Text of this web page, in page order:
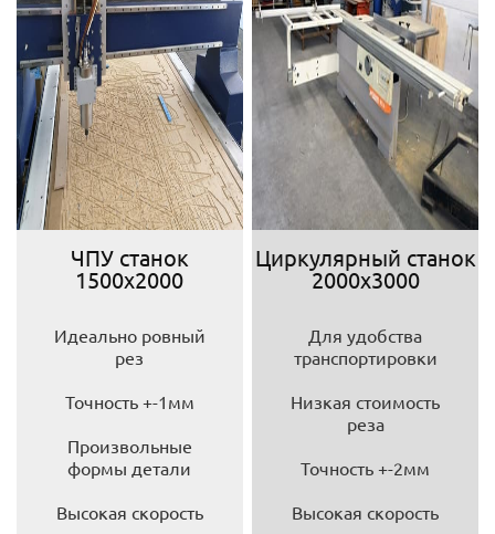
ЧПУ станок
1500х2000
Идеально ровный
рез
Точность +-1мм
Произвольные
формы детали
Высокая скорость
Циркулярный станок
2000х3000
Для удобства
транспортировки
Низкая стоимость
реза
Точность +-2мм
Высокая скорость